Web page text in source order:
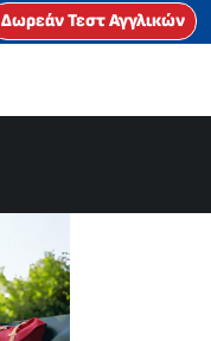
Δωρεάν Τεστ Αγγλικών